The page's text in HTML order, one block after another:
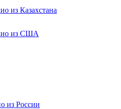
из Казахстана
из США
из России